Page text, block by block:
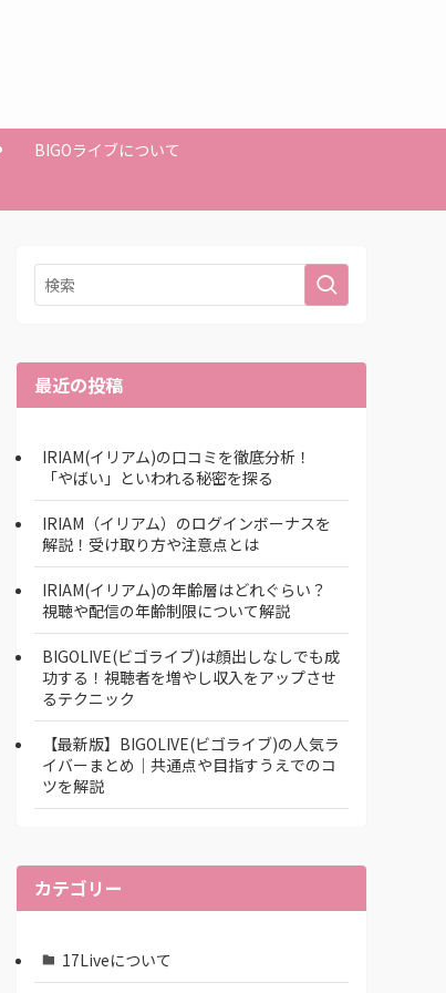
BIGOライブについて
最近の投稿
IRIAM(イリアム)の口コミを徹底分析！
「やばい」といわれる秘密を探る
IRIAM（イリアム）のログインボーナスを
解説！受け取り方や注意点とは
IRIAM(イリアム)の年齢層はどれぐらい？
視聴や配信の年齢制限について解説
BIGOLIVE(ビゴライブ)は顔出しなしでも成
功する！視聴者を増やし収入をアップさせ
るテクニック
【最新版】BIGOLIVE(ビゴライブ)の人気ラ
イバーまとめ│共通点や目指すうえでのコ
ツを解説
カテゴリー
17Liveについて